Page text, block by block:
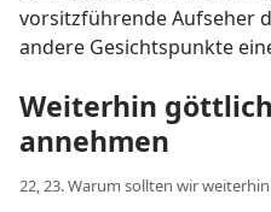
vorsitzführende Aufseher
andere Gesichtspunkte
Weiterhin
annehmen
22, 23. Warum sollten wir